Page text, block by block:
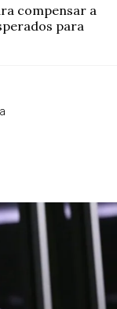
compensar a
para